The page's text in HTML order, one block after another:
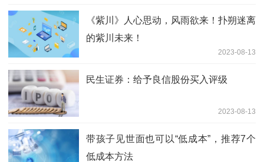
《紫川》人心思动，风雨欲来！扑朔迷离
的紫川未来！
2023-08-13
民生证券：给予良信股份买入评级
2023-08-13
带孩子见世面也可以“低成本”，推荐7个
低成本方法